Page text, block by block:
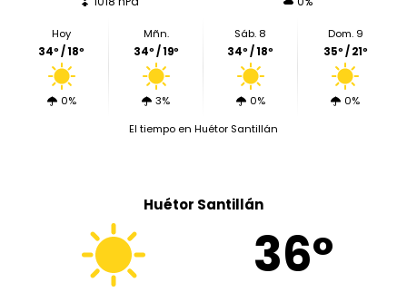
Hoy
34º / 18º
0%
Mñn.
34º / 19º
3%
Sáb. 8
34º / 18º
0%
Dom. 9
35º / 21º
0%
El tiempo en Huétor Santillán
Huétor Santillán
36º